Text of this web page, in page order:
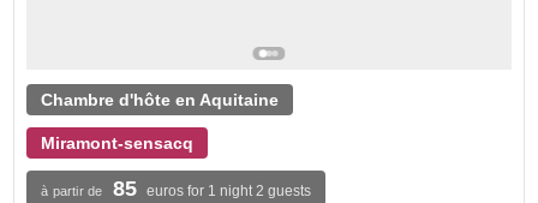
Chambre d'hôte en Aquitaine
Miramont-sensacq
à partir de 85 euros for 1 night 2 guests